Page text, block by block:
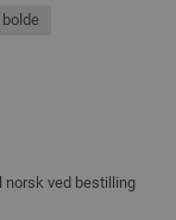
norsk ved bestilling